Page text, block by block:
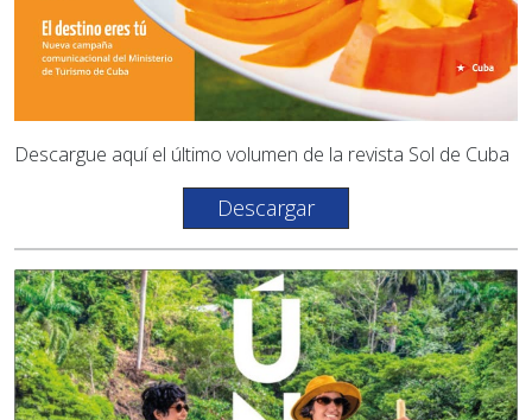
Descargue aquí el último volumen de la revista Sol de Cuba
Descargar